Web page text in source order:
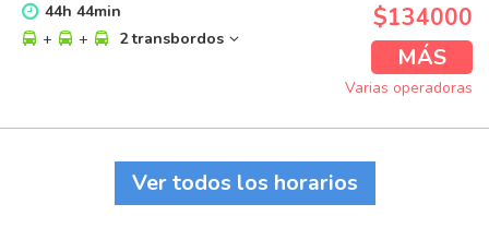
44h 44min
+
+ 2 transbordos
$134000
MÁS
Varias operadoras
Ver todos los horarios